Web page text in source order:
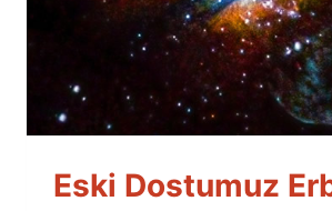
Eski Dostumuz